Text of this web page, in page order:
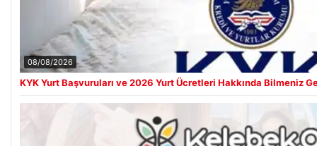
08/08/2026
KYK Yurt Başvuruları ve 2026 Yurt Ücretleri Hakkında Bilmeniz